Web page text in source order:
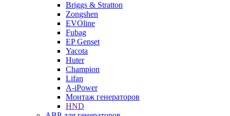
Briggs & Stratton
Zongshen
EVOline
Fubag
EP Genset
Yacota
Huter
Champion
Lifan
A-iPower
Монтаж генераторов
HND